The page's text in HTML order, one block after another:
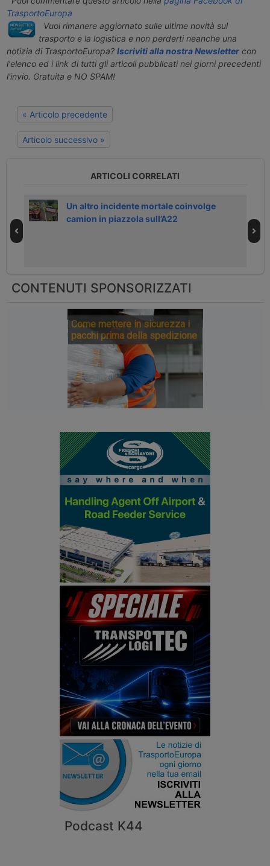
Podcast K44
TrasportoEuropa
Vuoi rimanere aggiornato sulle ultime novità sul
trasporto e la logistica e non perderti neanche una
notizia di TrasportoEuropa? Iscriviti alla nostra Newslettercon
l'elenco ed i link di tutti gli articoli pubblicati nei giorni precedenti
l'invio. Gratuita e NO SPAM!
« Articolo precedente
Articolo successivo »
ARTICOLI CORRELATI
Un altro incidente mortale coinvolge
camion in piazzola sull’A22
CONTENUTI SPONSORIZZATI
Come mettere in sicurezza i
pacchi prima della spedizione